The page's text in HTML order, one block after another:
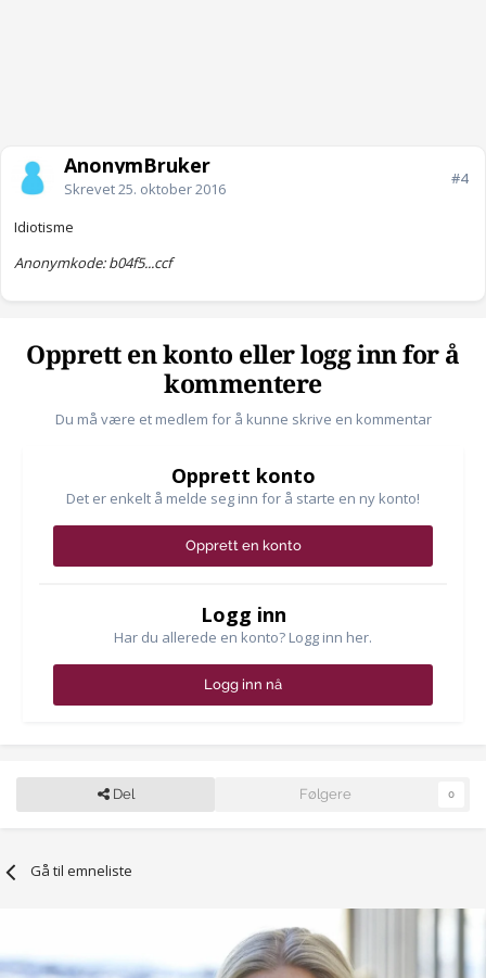
AnonymBruker
Skrevet25. oktober 2016
#4
Idiotisme
Anonymkode: b04f5...ccf
Opprett en konto eller logg inn for å
kommentere
Du må være et medlem for å kunne skrive en kommentar
Opprett konto
Det er enkelt å melde seg inn for å starte en ny konto!
Opprett en konto
Logg inn
Har du allerede en konto? Logg inn her.
Logg inn nå
Del Følgere 0
Gå til emneliste